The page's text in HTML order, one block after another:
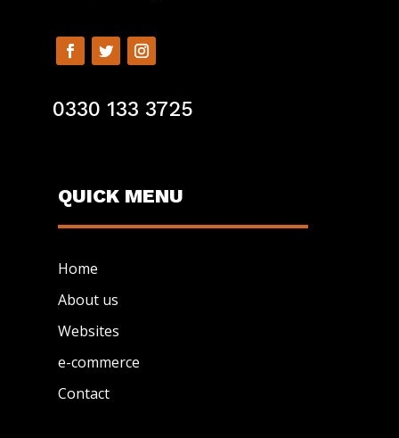
0330 133 3725
QUICK MENU
Home
About us
Websites
e-commerce
Contact